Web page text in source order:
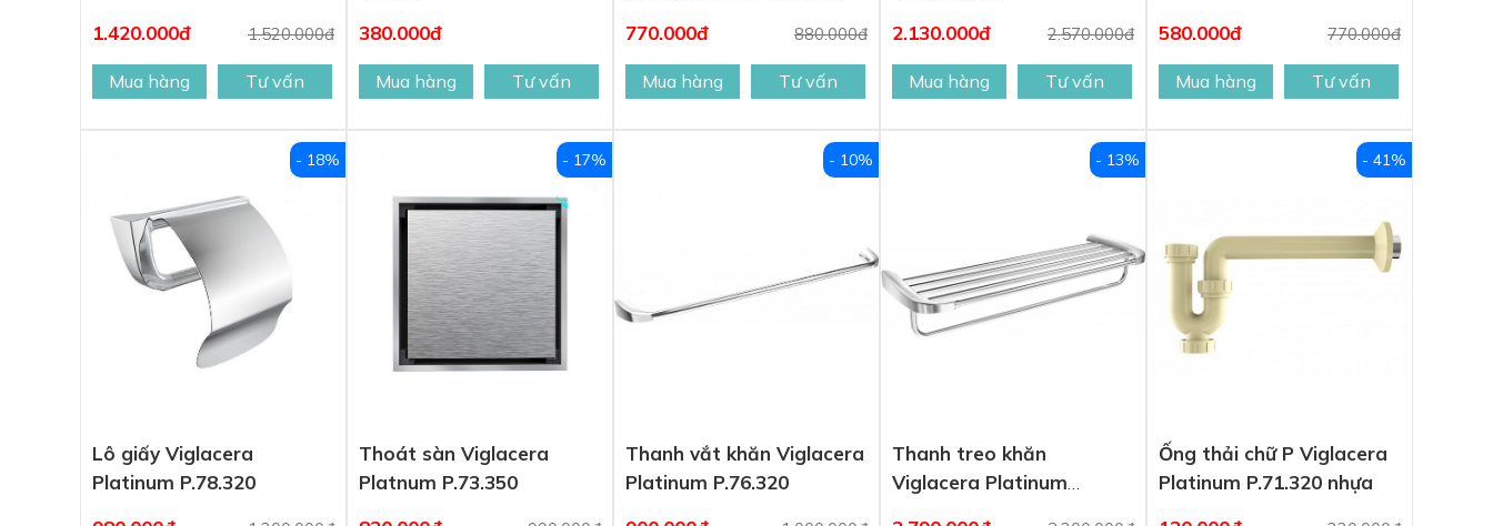
1.420.000đ 1.520.000đ
Mua hàng Tư vấn
380.000đ
Mua hàng Tư vấn
770.000đ 880.000đ
Mua hàng Tư vấn
2.130.000đ
2.570.000đ
Mua hàng Tư vấn
580.000đ 770.000đ
Mua hàng Tư vấn
Lô giấy Viglacera
Platinum P.78.320
- 18%
Thoát sàn Viglacera
Platnum P.73.350
- 17%
Thanh vắt khăn Viglacera
Platinum P.76.320
- 10%
Thanh treo khăn
Viglacera Platinum
- 13%
Ống thải chữ P Viglacera
Platinum P.71.320 nhựa
- 41%